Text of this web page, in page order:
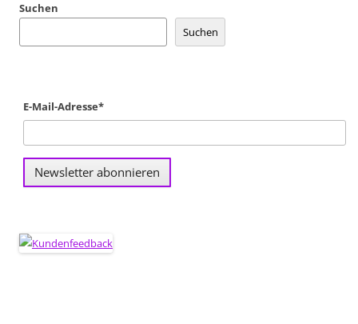
Suchen
Suchen
E-Mail-Adresse*